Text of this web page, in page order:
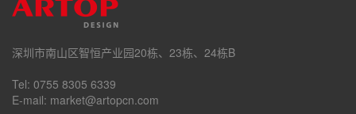
深圳市南山区智恒产业园20栋、23栋、24栋B
Tel: 0755 8305 6339
E-mail: market@artopcn.com